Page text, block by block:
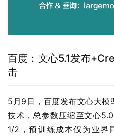
百度：文心5.1发布
击
5月9日，百度发布文心大模
技术，总参数压缩至文心
1/2，预训练成本仅为业界